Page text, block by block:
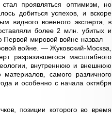
проявляться оптимизм, но
добиться успехов, и вскоре
видного военного эксперта, в
более 2 млн. убитых и
Первой мировой войне назвал —
войне. — Жуковский-Москва,
разразившегося масштабного
внутреннюю и внешнюю
самого различного
и особенно с начала октября
позиции которого во время